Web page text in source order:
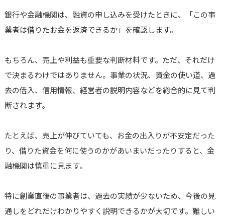
銀行や金融機関は、融資の申し込みを受けたときに、「この事
業者は借りたお金を返済できるか」を確認します。
もちろん、売上や利益も重要な判断材料です。ただ、それだけ
で決まるわけではありません。事業の状況、資金の使い道、過
去の借入、信用情報、経営者の説明内容などを総合的に見て判
断されます。
たとえば、売上が伸びていても、お金の出入りが不安定だった
り、借りた資金を何に使うのかがあいまいだったりすると、金
融機関は慎重に見ます。
特に創業直後の事業者は、過去の実績が少ないため、今後の見
通しをどれだけわかりやすく説明できるかが大切です。難しい